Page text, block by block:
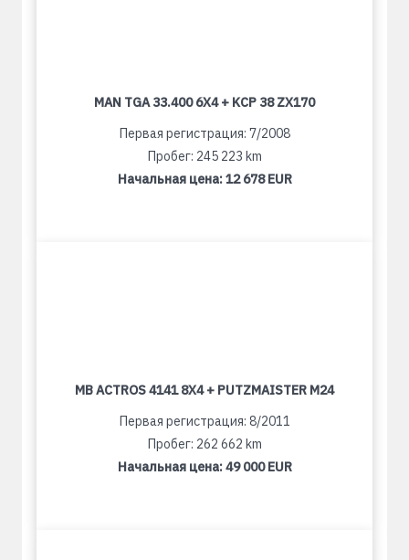
MAN TGA 33.400 6X4 + KCP 38 ZX170
Первая регистрация: 7/2008
Пробег: 245 223 km
Начальная цена:12 678 EUR
MB ACTROS 4141 8X4 + PUTZMAISTER M24
Первая регистрация: 8/2011
Пробег: 262 662 km
Начальная цена:49 000 EUR